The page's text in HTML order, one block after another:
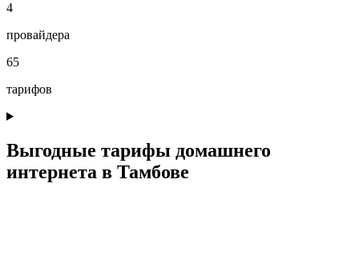
4
провайдера
65
тарифов
Выгодные тарифы домашнего
интернета в Тамбове